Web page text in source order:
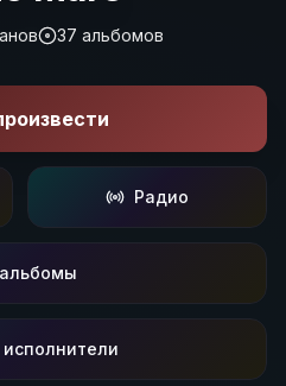
37 альбомов
Радио